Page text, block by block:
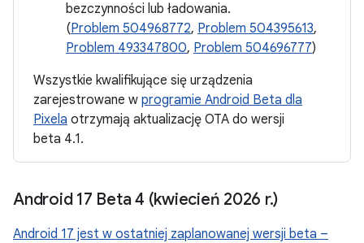
bezczynności lub ładowania.
(Problem 504968772, Problem 504395613,
Problem 493347800, Problem 504696777)
Wszystkie kwalifikujące się urządzenia
zarejestrowane w programie Android Beta dla
Pixela otrzymają aktualizację OTA do wersji
beta 4.1.
Android 17 Beta 4 (kwiecień 2026 r.)
Android 17 jest w ostatniej zaplanowanej wersji beta –